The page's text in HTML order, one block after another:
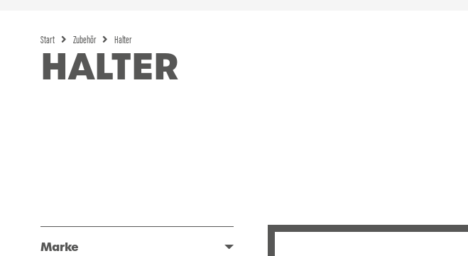
Start Zubehör Halter
HALTER
Marke